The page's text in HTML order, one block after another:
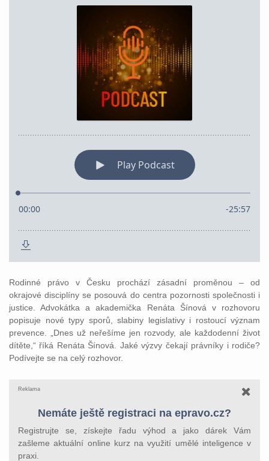
Rodinné právo v Česku prochází zásadní proměnou – od
okrajové disciplíny se posouvá do centra pozornosti společnosti i
justice. Advokátka a akademička Renáta Šínová v rozhovoru
popisuje nové typy sporů, slabiny legislativy i rostoucí význam
prevence. „Dnes už neřešíme jen rozvody, ale každodenní život
dítěte,“ říká Renáta Šínová. Jaké výzvy čekají právníky i rodiče?
Podívejte se na celý rozhovor.
Reklama
Nemáte ještě registraci na epravo.cz?
Registrujte se, získejte řadu výhod a jako dárek Vám
zašleme aktuální online kurz na využití umělé inteligence v
praxi.